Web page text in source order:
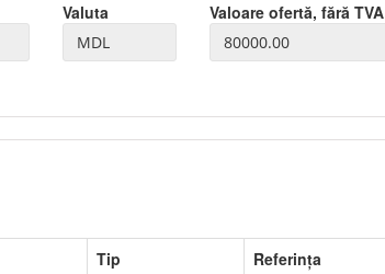
Valuta
Valoare ofertă, fără TVA
Tip Referința